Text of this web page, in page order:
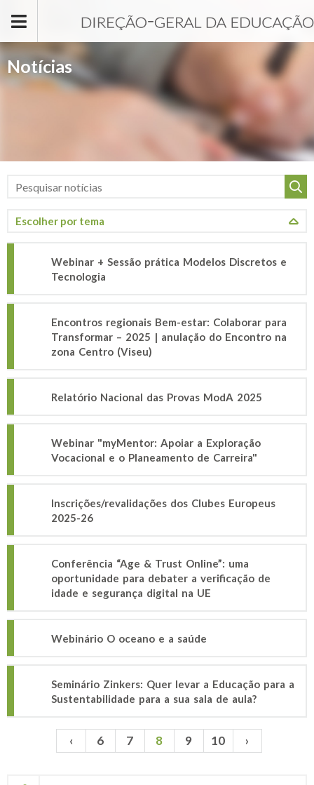
Notícias
Webinar + Sessão prática Modelos Discretos e
Tecnologia
Encontros regionais Bem-estar: Colaborar para
Transformar – 2025 | anulação do Encontro na
zona Centro (Viseu)
Relatório Nacional das Provas ModA 2025
Webinar "myMentor: Apoiar a Exploração
Vocacional e o Planeamento de Carreira"
Inscrições/revalidações dos Clubes Europeus
2025-26
Conferência “Age & Trust Online”: uma
oportunidade para debater a verificação de
idade e segurança digital na UE
Webinário O oceano e a saúde
Seminário Zinkers: Quer levar a Educação para a
Sustentabilidade para a sua sala de aula?
Páginas ‹ 6 7 8 9 10 ›